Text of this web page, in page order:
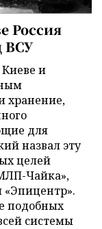
Россия
ВСУ
и
хранение,
для
назвал эту
целей
Чайка»,
«Эпицентр».
подобных
системы